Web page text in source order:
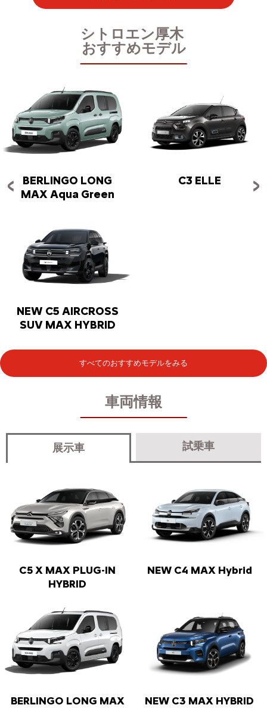
シトロエン厚木
おすすめモデル
BERLINGO LONG
MAX Aqua Green
C3 ELLE
NEW C5 AIRCROSS
SUV MAX HYBRID
すべてのおすすめモデルをみる
車両情報
展示車 試乗車
C5 X MAX PLUG-IN
HYBRID
NEW C4 MAX Hybrid
BERLINGO LONG MAX NEW C3 MAX HYBRID